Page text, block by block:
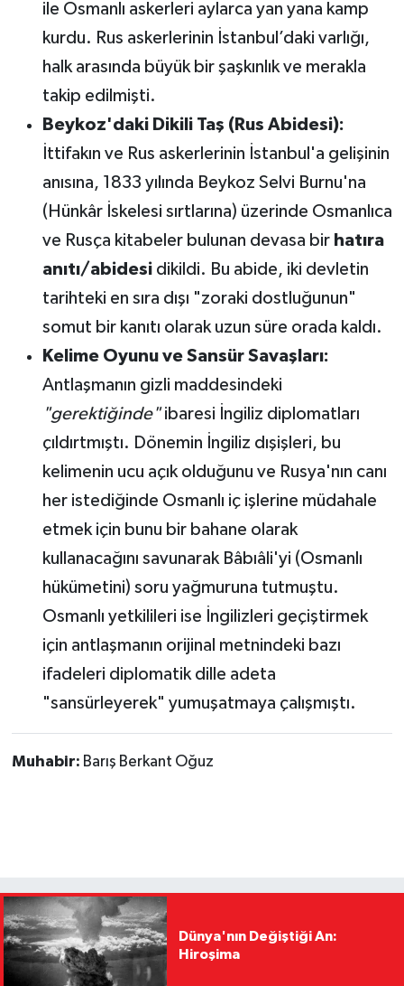
ile Osmanlı askerleri aylarca yan yana kamp
kurdu. Rus askerlerinin İstanbul’daki varlığı,
halk arasında büyük bir şaşkınlık ve merakla
takip edilmişti.
Beykoz'daki Dikili Taş (Rus Abidesi):
İttifakın ve Rus askerlerinin İstanbul'a gelişinin
anısına, 1833 yılında Beykoz Selvi Burnu'na
(Hünkâr İskelesi sırtlarına) üzerinde Osmanlıca
ve Rusça kitabeler bulunan devasa bir hatıra
anıtı/abidesidikildi. Bu abide, iki devletin
tarihteki en sıra dışı "zoraki dostluğunun"
somut bir kanıtı olarak uzun süre orada kaldı.
Kelime Oyunu ve Sansür Savaşları:
Antlaşmanın gizli maddesindeki
"gerektiğinde"ibaresi İngiliz diplomatları
çıldırtmıştı. Dönemin İngiliz dışişleri, bu
kelimenin ucu açık olduğunu ve Rusya'nın canı
her istediğinde Osmanlı iç işlerine müdahale
etmek için bunu bir bahane olarak
kullanacağını savunarak Bâbıâli'yi (Osmanlı
hükümetini) soru yağmuruna tutmuştu.
Osmanlı yetkilileri ise İngilizleri geçiştirmek
için antlaşmanın orijinal metnindeki bazı
ifadeleri diplomatik dille adeta
"sansürleyerek" yumuşatmaya çalışmıştı.
Muhabir: Barış Berkant Oğuz
Dünya'nın Değiştiği An:
Hiroşima